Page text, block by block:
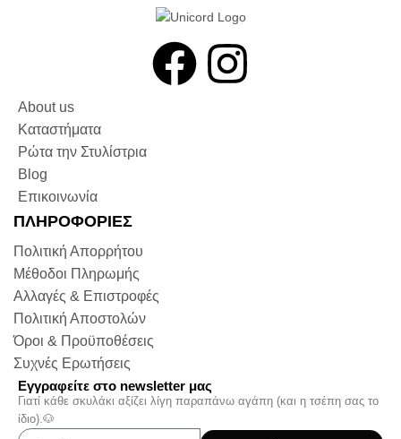
About us
Καταστήματα
Ρώτα την Στυλίστρια
Blog
Επικοινωνία
ΠΛΗΡΟΦΟΡΙΕΣ
Πολιτική Απορρήτου
Μέθοδοι Πληρωμής
Αλλαγές & Επιστροφές
Πολιτική Αποστολών
Όροι & Προϋποθέσεις
Συχνές Ερωτήσεις
Εγγραφείτε στο newsletter μας
Γιατί κάθε σκυλάκι αξίζει λίγη παραπάνω αγάπη (και η τσέπη σας το
ίδιο).🐶